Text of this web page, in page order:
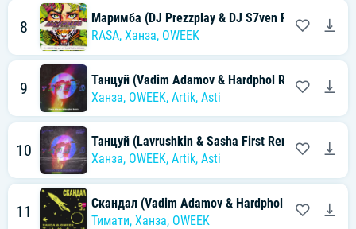
8
Маримба (DJ Prezzplay & DJ S7ven Radio Edit)
RASA, Ханза, OWEEK
9
Танцуй (Vadim Adamov & Hardphol Remix)
Ханза, OWEEK, Artik, Asti
10
Танцуй (Lavrushkin & Sasha First Remix)
Ханза, OWEEK, Artik, Asti
11
Скандал (Vadim Adamov & Hardphol Radio Edit)
Тимати, Ханза, OWEEK